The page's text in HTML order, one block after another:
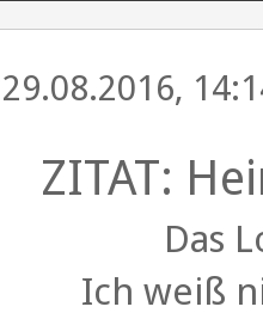
29.08.2016,
ZITAT:
Das
Ich weiß